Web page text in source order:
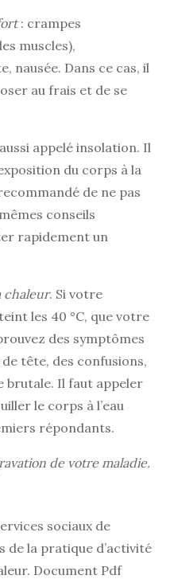
: crampes
muscles),
nausée. Dans ce cas, il
au frais et de se
appelé insolation. Il
du corps à la
de ne pas
conseils
rapidement un
chaleur. Si votre
les 40 °C, que votre
des symptômes
tête, des confusions,
brutale. Il faut appeler
le corps à l’eau
répondants.
de votre maladie.
sociaux de
de la pratique d’activité
Document Pdf